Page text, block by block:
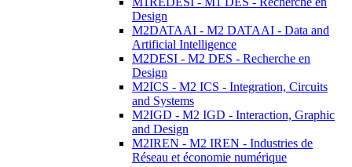
Design
M2DATAAI - M2 DATAAI - Data and
Artificial Intelligence
M2DESI - M2 DES - Recherche en
Design
M2ICS - M2 ICS - Integration, Circuits
and Systems
M2IGD - M2 IGD - Interaction, Graphic
and Design
M2IREN - M2 IREN - Industries de
Réseau et économie numérique